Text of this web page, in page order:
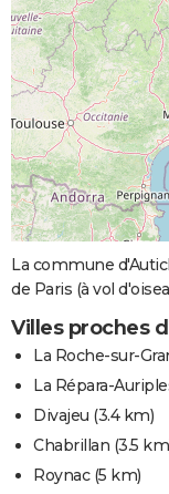
La commune
de Paris (à vol
Villes proches
La Roche-sur-
La Répara-
Divajeu (3.4 km)
Chabrillan (3.5
Roynac(5 km)